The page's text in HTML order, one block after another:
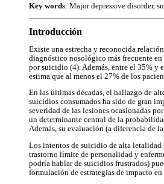
Key words: Major depressive disorder,
Introducción
Existe una estrecha y reconocida
diagnóstico nosológico más frecuente en
por suicidio (4). Además, entre el 35% y
estima que al menos el 27% de los
En las últimas décadas, el hallazgo de
suicidios consumados ha sido de gran
severidad de las lesiones ocasionadas
un determinante central de la
Además, su evaluación (a diferencia de
Los intentos de suicidio de alta letalidad
trastorno límite de personalidad y
podría hablar de suicidios frustrados)
formulación de estrategias de impacto